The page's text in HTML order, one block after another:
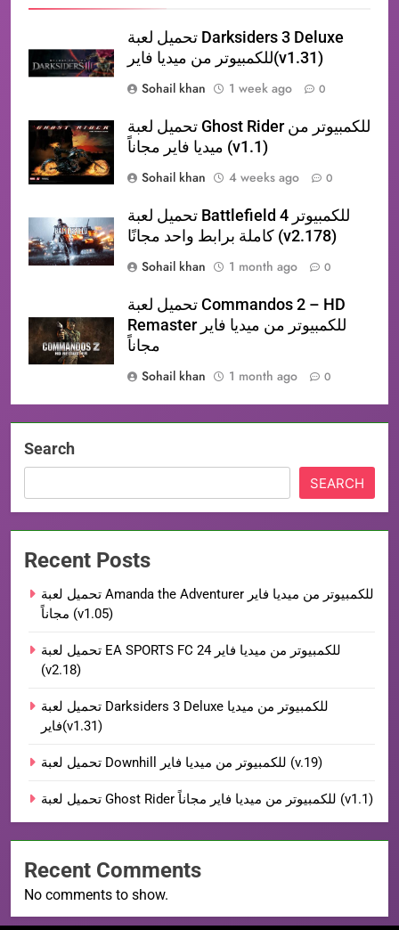
تحميل لعبة Darksiders 3 Deluxe
للكمبيوتر من ميديا فاير(v1.31)
Sohail khan
1 week ago 0
تحميل لعبة Ghost Rider للكمبيوتر من
ميديا فاير مجاناً (v1.1)
Sohail khan
4 weeks ago 0
تحميل لعبة Battlefield 4 للكمبيوتر
كاملة برابط واحد مجانًا (v2.178)
Sohail khan
1 month ago 0
تحميل لعبة Commandos 2 – HD
Remaster للكمبيوتر من ميديا فاير
مجاناً
Sohail khan
1 month ago 0
Search
SEARCH
Recent Posts
تحميل لعبة Amanda the Adventurer للكمبيوتر من ميديا فاير
مجاناً (v1.05)
تحميل لعبة EA SPORTS FC 24 للكمبيوتر من ميديا فاير
(v2.18)
تحميل لعبة Darksiders 3 Deluxe للكمبيوتر من ميديا
فاير(v1.31)
تحميل لعبة Downhill للكمبيوتر من ميديا فاير (v.19)
تحميل لعبة Ghost Rider للكمبيوتر من ميديا فاير مجاناً (v1.1)
Recent Comments
No comments to show.